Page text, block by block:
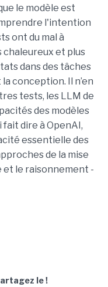
le modèle est
l'intention
ont du mal à
chaleureux et plus
dans des tâches
conception. Il n’en
tests, les LLM de
des modèles
fait dire à OpenAI,
essentielle des
de la mise
et le raisonnement -
le !